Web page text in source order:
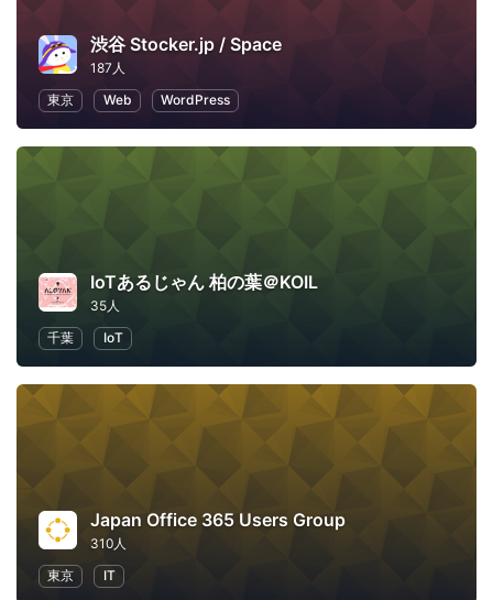
渋谷 Stocker.jp / Space
187人
東京
Web WordPress
IoTあるじゃん 柏の葉＠KOIL
35人
千葉
IoT
Japan Office 365 Users Group
310人
東京
IT